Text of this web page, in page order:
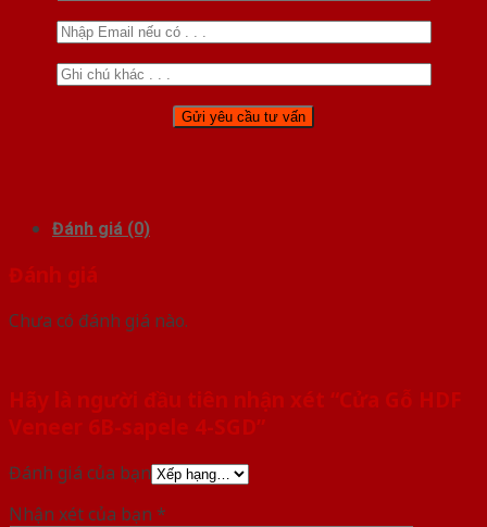
Đánh giá (0)
Đánh giá
Chưa có đánh giá nào.
Hãy là người đầu tiên nhận xét “Cửa Gỗ HDF
Veneer 6B-sapele 4-SGD”
Đánh giá của bạn
Nhận xét của bạn *